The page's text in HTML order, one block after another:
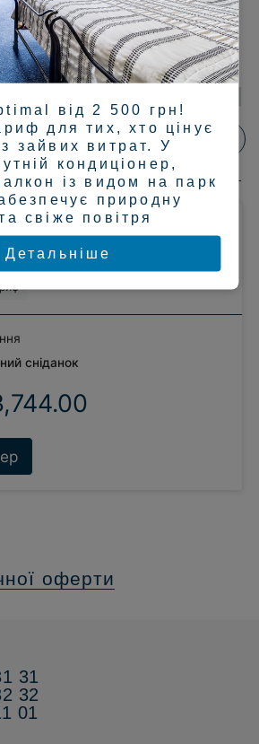
оферти
31
32
01
від 2 500 грн!
для тих, хто цінує
зайвих витрат. У
кондиціонер,
із видом на парк
природну
свіже повітря
Детальніше